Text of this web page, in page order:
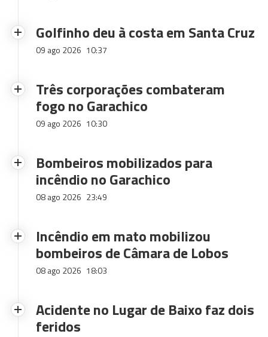
Golfinho deu à costa em Santa Cruz
09 ago 2026 10:37
Três corporações combateram
fogo no Garachico
09 ago 2026 10:30
Bombeiros mobilizados para
incêndio no Garachico
08 ago 2026 23:49
Incêndio em mato mobilizou
bombeiros de Câmara de Lobos
08 ago 2026 18:03
Acidente no Lugar de Baixo faz dois
feridos